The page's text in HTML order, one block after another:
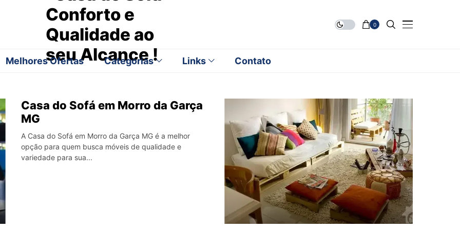
0
Melhores Ofertas Categorias Links Contato
Casa do Sofá em Morro da Garça
MG
A Casa do Sofá em Morro da Garça MG é a melhor
opção para quem busca móveis de qualidade e
variedade para sua...